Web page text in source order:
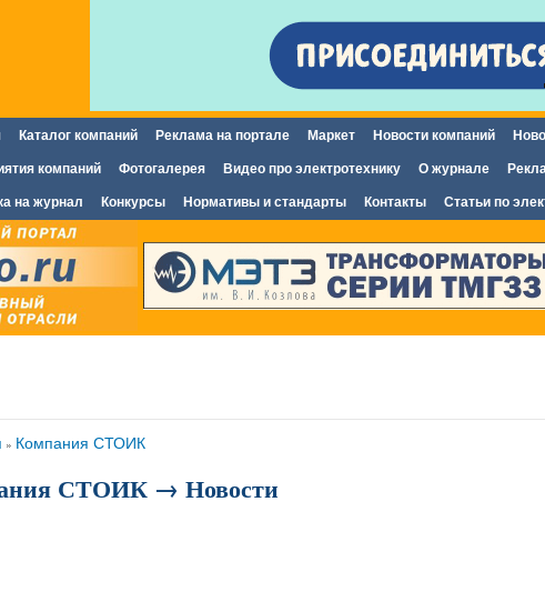
содержанию
меню
Каталог компаний Реклама на портале Маркет Новости компаний
компаний Фотогалерея Видео про электротехнику О журнале
на журнал Конкурсы Нормативы и стандарты Контакты Статьи по
» Компания СТОИК
СТОИК → Новости